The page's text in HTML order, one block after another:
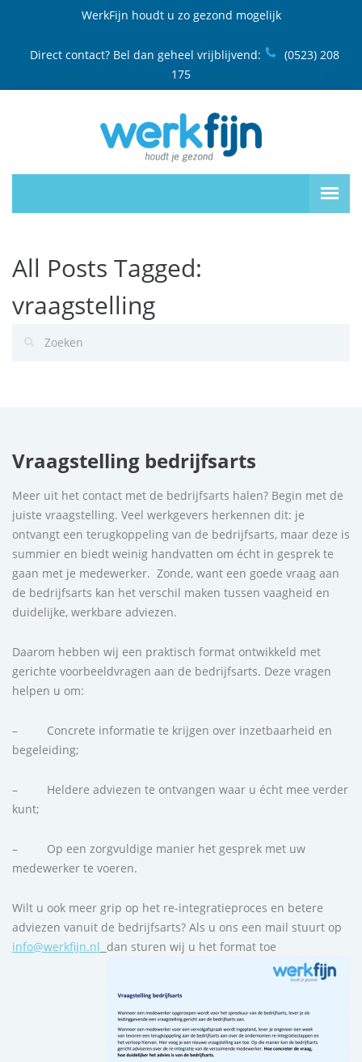
WerkFijn houdt u zo gezond mogelijk
Direct contact? Bel dan geheel vrijblijvend:
(0523) 208
175
All Posts Tagged:
vraagstelling
Vraagstelling bedrijfsarts
Meer uit het contact met de bedrijfsarts halen? Begin met de
juiste vraagstelling. Veel werkgevers herkennen dit: je
ontvangt een terugkoppeling van de bedrijfsarts, maar deze is
summier en biedt weinig handvatten om écht in gesprek te
gaan met je medewerker. Zonde, want een goede vraag aan
de bedrijfsarts kan het verschil maken tussen vaagheid en
duidelijke, werkbare adviezen.
Daarom hebben wij een praktisch format ontwikkeld met
gerichte voorbeeldvragen aan de bedrijfsarts. Deze vragen
helpen u om:
– Concrete informatie te krijgen over inzetbaarheid en
begeleiding;
– Heldere adviezen te ontvangen waar u écht mee verder
kunt;
– Op een zorgvuldige manier het gesprek met uw
medewerker te voeren.
Wilt u ook meer grip op het re-integratieproces en betere
adviezen vanuit de bedrijfsarts? Als u ons een mail stuurt op
info@werkfijn.nl dan sturen wij u het format toe